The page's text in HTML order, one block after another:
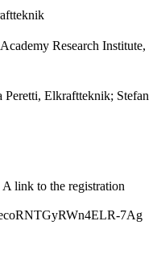
Research Institute,
Peretti, Elkraftteknik; Stefan
link to the registration
7Ag